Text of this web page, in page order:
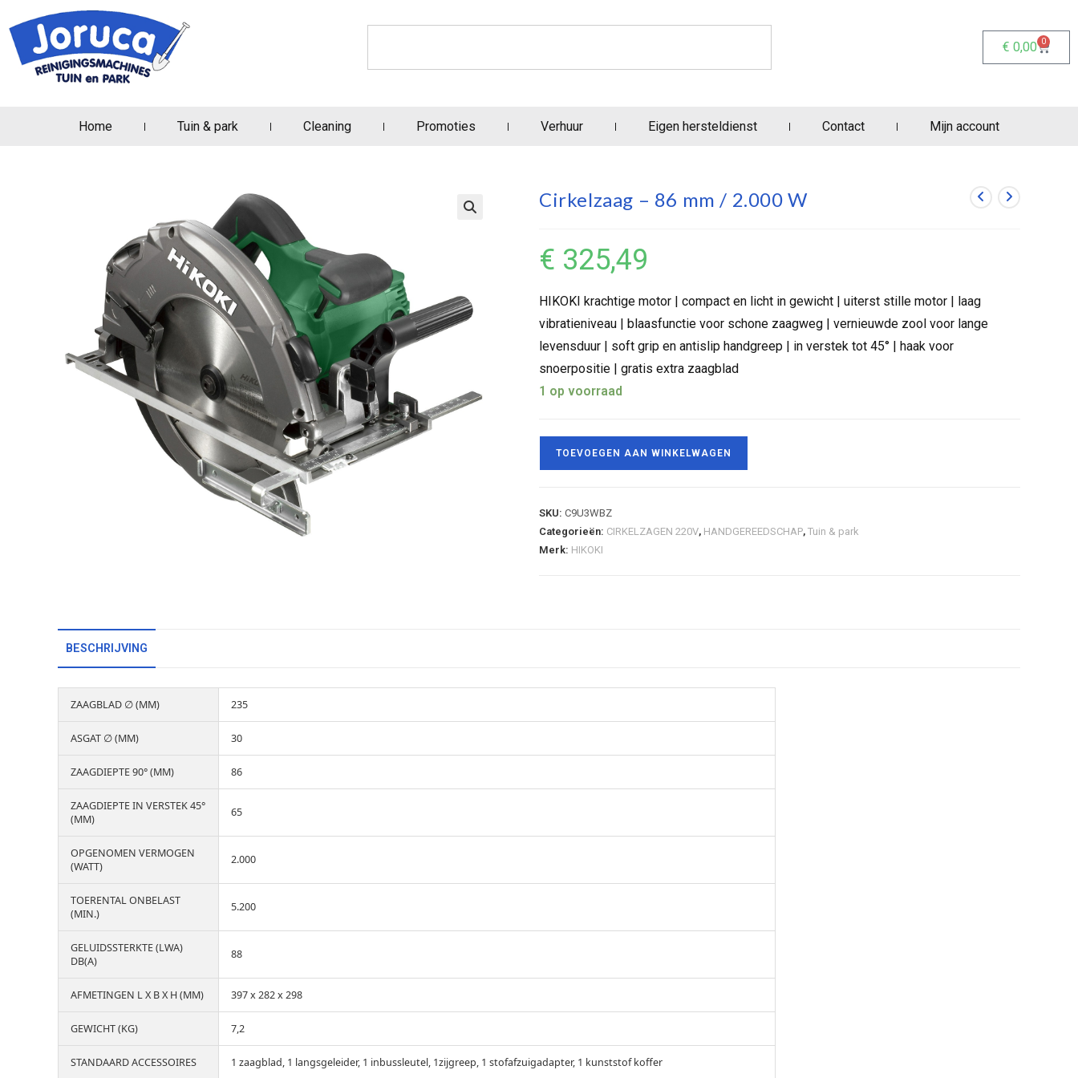
€ 0,00 0
Home Tuin & park Cleaning Promoties Verhuur Eigen hersteldienst Contact Mijn account
Cirkelzaag – 86 mm / 2.000 W
€ 325,49
HIKOKI krachtige motor | compact en licht in gewicht | uiterst stille motor | laag
vibratieniveau | blaasfunctie voor schone zaagweg | vernieuwde zool voor lange
levensduur | soft grip en antislip handgreep | in verstek tot 45° | haak voor
snoerpositie | gratis extra zaagblad
1 op voorraad
TOEVOEGEN AAN WINKELWAGEN
SKU: C9U3WBZ
Categorieën: CIRKELZAGEN 220V, HANDGEREEDSCHAP, Tuin & park
Merk: HIKOKI
BESCHRIJVING
ZAAGBLAD ∅ (MM) 235
ASGAT ∅ (MM) 30
ZAAGDIEPTE 90° (MM) 86
ZAAGDIEPTE IN VERSTEK 45°
(MM)
65
OPGENOMEN VERMOGEN
(WATT)
2.000
TOERENTAL ONBELAST
(MIN.)
5.200
GELUIDSSTERKTE (LWA)
DB(A)
88
AFMETINGEN L X B X H (MM) 397 x 282 x 298
GEWICHT (KG) 7,2
STANDAARD ACCESSOIRES 1 zaagblad, 1 langsgeleider, 1 inbussleutel, 1zijgreep, 1 stofafzuigadapter, 1 kunststof koffer